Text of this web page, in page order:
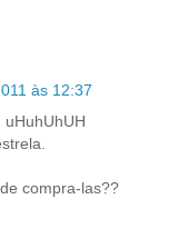
às 12:37
compra-las??